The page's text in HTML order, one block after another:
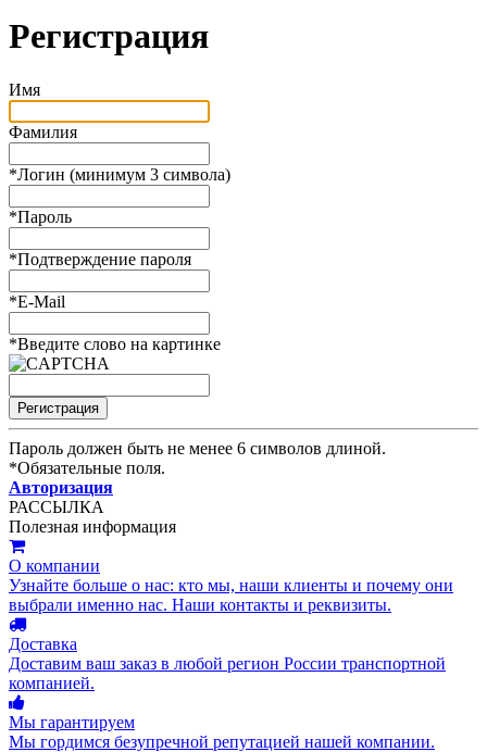
Регистрация
Имя
Фамилия
*Логин (минимум 3 символа)
*Пароль
*Подтверждение пароля
*E-Mail
*Введите слово на картинке
Пароль должен быть не менее 6 символов длиной.
*Обязательные поля.
Авторизация
РАССЫЛКА
Полезная информация
О компании
Узнайте больше о нас: кто мы, наши клиенты и почему они
выбрали именно нас. Наши контакты и реквизиты.
Доставка
Доставим ваш заказ в любой регион России транспортной
компанией.
Мы гарантируем
Мы гордимся безупречной репутацией нашей компании.